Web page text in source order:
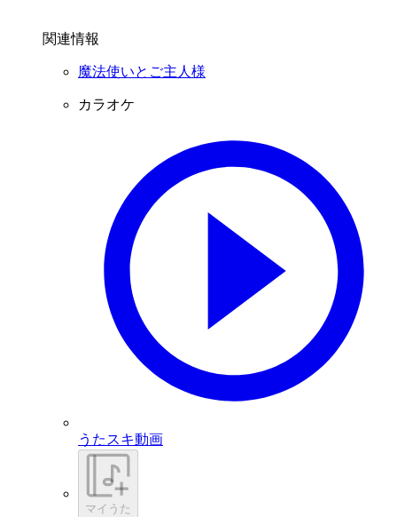
関連情報
魔法使いとご主人様
カラオケ
うたスキ動画
マイうた